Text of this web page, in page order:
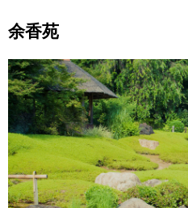
余香苑